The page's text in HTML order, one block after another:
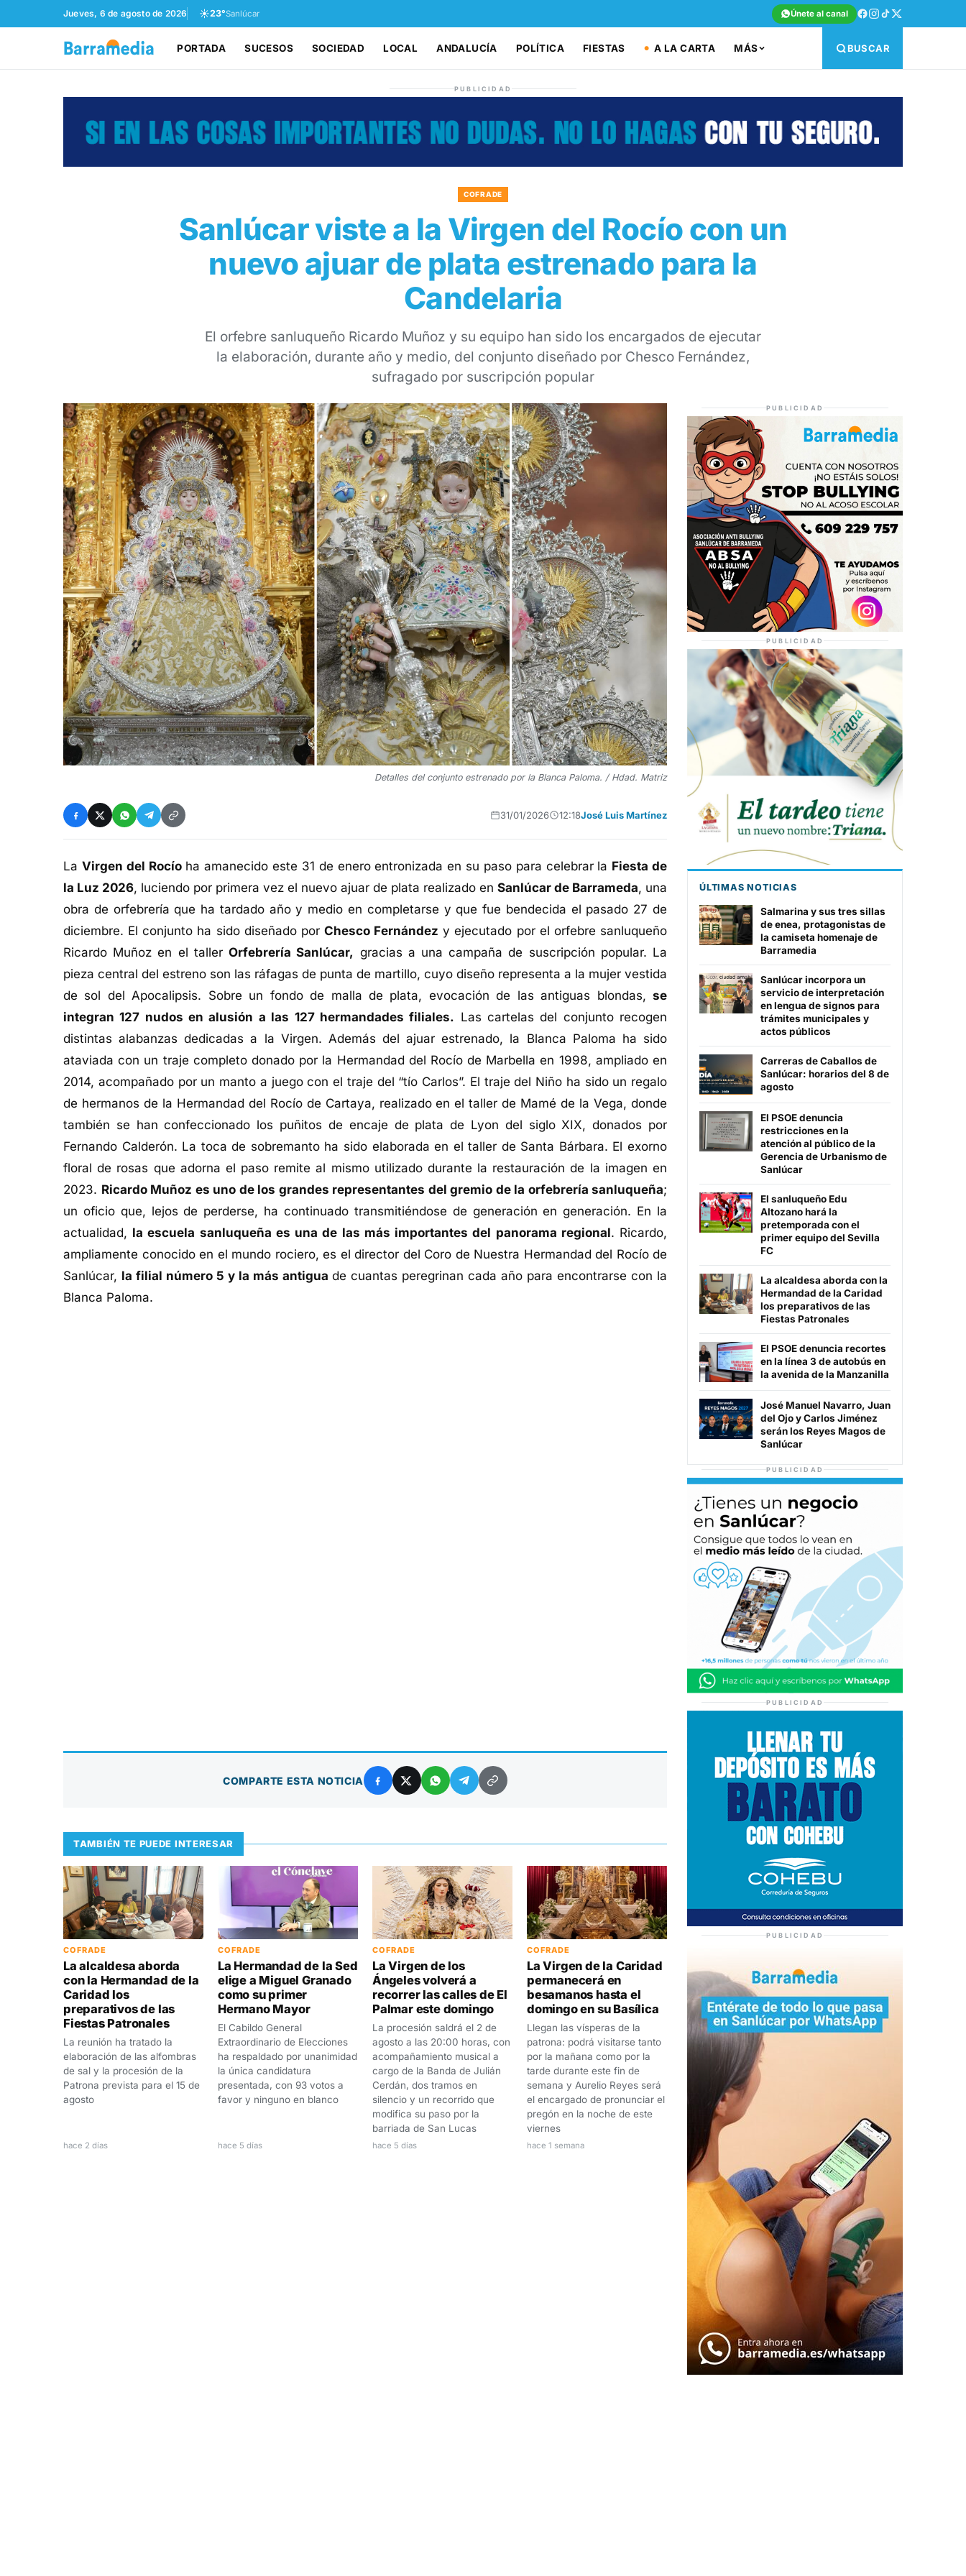
Jueves, 6 de agosto de 2026 ☀️23°Sanlúcar Únete al canal
PORTADA SUCESOS SOCIEDAD LOCAL ANDALUCÍA POLÍTICA FIESTAS A LA CARTA MÁS BUSCAR
PUBLICIDAD
COFRADE
Sanlúcar viste a la Virgen del Rocío con un
nuevo ajuar de plata estrenado para la
Candelaria
El orfebre sanluqueño Ricardo Muñoz y su equipo han sido los encargados de ejecutar
la elaboración, durante año y medio, del conjunto diseñado por Chesco Fernández,
sufragado por suscripción popular
Detalles del conjunto estrenado por la Blanca Paloma. / Hdad. Matriz
31/01/2026 12:18José Luis Martínez
La Virgen del Rocíoha amanecido este 31 de enero entronizada en su paso para celebrar la Fiesta de
la Luz 2026, luciendo por primera vez el nuevo ajuar de plata realizado en Sanlúcar de Barrameda, una
obra de orfebrería que ha tardado año y medio en completarse y que fue bendecida el pasado 27 de
diciembre. El conjunto ha sido diseñado por Chesco Fernández y ejecutado por el orfebre sanluqueño
Ricardo Muñoz en el tallerOrfebrería Sanlúcar, gracias a una campaña de suscripción popular. La
pieza central del estreno son las ráfagas de punta de martillo, cuyo diseño representa a la mujer vestida
de sol del Apocalipsis. Sobre un fondo de malla de plata, evocación de las antiguas blondas, se
integran 127 nudos en alusión a las 127 hermandades filiales. Las cartelas del conjunto recogen
distintas alabanzas dedicadas a la Virgen. Además del ajuar estrenado, la Blanca Paloma ha sido
ataviada con un traje completo donado por la Hermandad del Rocío de Marbella en 1998, ampliado en
2014, acompañado por un manto a juego con el traje del “tío Carlos”. El traje del Niño ha sido un regalo
de hermanos de la Hermandad del Rocío de Cartaya, realizado en el taller de Mamé de la Vega, donde
también se han confeccionado los puñitos de encaje de plata de Lyon del siglo XIX, donados por
Fernando Calderón. La toca de sobremanto ha sido elaborada en el taller de Santa Bárbara. El exorno
floral de rosas que adorna el paso remite al mismo utilizado durante la restauración de la imagen en
2023. Ricardo Muñoz es uno de los grandes representantes del gremio de la orfebrería sanluqueña;
un oficio que, lejos de perderse, ha continuado transmitiéndose de generación en generación. En la
actualidad, la escuela sanluqueña es una de las más importantes del panorama regional. Ricardo,
ampliamente conocido en el mundo rociero, es el director del Coro de Nuestra Hermandad del Rocío de
Sanlúcar, la filial número 5 y la más antigua de cuantas peregrinan cada año para encontrarse con la
Blanca Paloma.
COMPARTE ESTA NOTICIA
TAMBIÉN TE PUEDE INTERESAR
COFRADE
La alcaldesa aborda
con la Hermandad de la
Caridad los
preparativos de las
Fiestas Patronales
La reunión ha tratado la
elaboración de las alfombras
de sal y la procesión de la
Patrona prevista para el 15 de
agosto
hace 2 días
COFRADE
La Hermandad de la Sed
elige a Miguel Granado
como su primer
Hermano Mayor
El Cabildo General
Extraordinario de Elecciones
ha respaldado por unanimidad
la única candidatura
presentada, con 93 votos a
favor y ninguno en blanco
hace 5 días
COFRADE
La Virgen de los
Ángeles volverá a
recorrer las calles de El
Palmar este domingo
La procesión saldrá el 2 de
agosto a las 20:00 horas, con
acompañamiento musical a
cargo de la Banda de Julián
Cerdán, dos tramos en
silencio y un recorrido que
modifica su paso por la
barriada de San Lucas
hace 5 días
COFRADE
La Virgen de la Caridad
permanecerá en
besamanos hasta el
domingo en su Basílica
Llegan las vísperas de la
patrona: podrá visitarse tanto
por la mañana como por la
tarde durante este fin de
semana y Aurelio Reyes será
el encargado de pronunciar el
pregón en la noche de este
viernes
hace 1 semana
PUBLICIDAD
PUBLICIDAD
ÚLTIMAS NOTICIAS
Salmarina y sus tres sillas
de enea, protagonistas de
la camiseta homenaje de
Barramedia
Sanlúcar incorpora un
servicio de interpretación
en lengua de signos para
trámites municipales y
actos públicos
Carreras de Caballos de
Sanlúcar: horarios del 8 de
agosto
El PSOE denuncia
restricciones en la
atención al público de la
Gerencia de Urbanismo de
Sanlúcar
El sanluqueño Edu
Altozano hará la
pretemporada con el
primer equipo del Sevilla
FC
La alcaldesa aborda con la
Hermandad de la Caridad
los preparativos de las
Fiestas Patronales
El PSOE denuncia recortes
en la línea 3 de autobús en
la avenida de la Manzanilla
José Manuel Navarro, Juan
del Ojo y Carlos Jiménez
serán los Reyes Magos de
Sanlúcar
PUBLICIDAD
PUBLICIDAD
PUBLICIDAD